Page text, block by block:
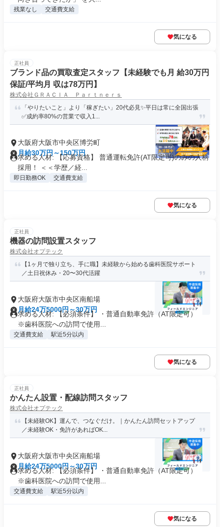
残業なし 交通費支給
気になる
正社員
ブランド品の買取査定スタッフ【未経験でも月 給30万円
保証/平均月 収は78万円】
株式会社ＧＲＡＣＩＡ Ｐａｒｔｎｅｒｓ
「やりたいこと」より「稼ぎたい」20代必見✨平日は常に全国出張
✅成約率80%の営業で収入1...
大阪府大阪市中央区博労町
月給30万円～150万円
求める人材: 【応募資格】 普通運転免許(AT限定可)のみの人柄
採用！ ＜＜学歴／経...
即日勤務OK 交通費支給
気になる
正社員
機器の訪問設置スタッフ
株式会社オプテック
【1ヶ月で独り立ち、手に職】未経験から始める歯科医院サポート
／土日祝休み・20〜30代活躍
大阪府大阪市中央区南船場
月給24万5000円～30万円
求める人材: 【必須条件】 ・普通自動車免許（AT限定可）
※歯科医院への訪問で使用...
交通費支給 駅近5分以内
気になる
正社員
かんたん設置・配線訪問スタッフ
株式会社オプテック
【未経験OK】運んで、つなぐだけ。｜かんたん訪問セットアップ
／未経験OK・免許があればOK...
大阪府大阪市中央区南船場
月給24万5000円～30万円
求める人材: 【必須条件】 ・普通自動車免許（AT限定可）
※歯科医院への訪問で使用...
交通費支給 駅近5分以内
気になる